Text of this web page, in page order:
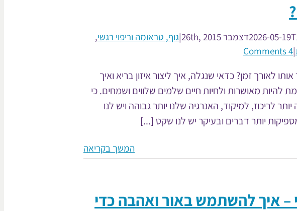
2026-05-דצמבר 26th, 2015 |גוף, טראומה וריפוי רגשי,
|
4 Comments
לאורך זמן? כדאי שנגלה, איך ליצור איזון בריא ואיך
להיות מאושרות ולחיות חיים שלמים שלווים ושמחים. כי
לריכוז, למיקוד, האנרגיה שלנו יותר גבוהה ויש לנו
יותר דברים ובעיקר יש לנו שקט [...]
המשך בקריאה
– איך להשתמש באור ואהבה כדי